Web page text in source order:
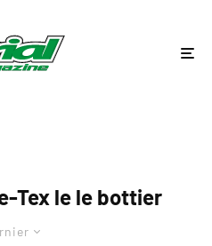
Tex le le bottier